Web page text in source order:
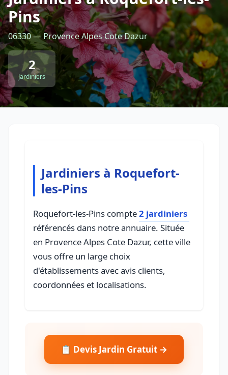
CGU-Confidentialité - Service proposé par ViteUnDevis.com Vous
Pins
06330 — Provence Alpes Cote Dazur
2
Jardiniers
Jardiniers à Roquefort-
les-Pins
Roquefort-les-Pins compte2 jardiniers
référencés dans notre annuaire. Située
en Provence Alpes Cote Dazur, cette ville
vous offre un large choix
d'établissements avec avis clients,
coordonnées et localisations.
📋 Devis Jardin Gratuit →